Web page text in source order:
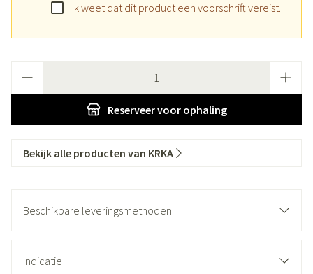
Ik weet dat dit product een voorschrift vereist.
Reserveervoor ophaling
Bekijk alle producten van KRKA
Beschikbare leveringsmethoden
Indicatie